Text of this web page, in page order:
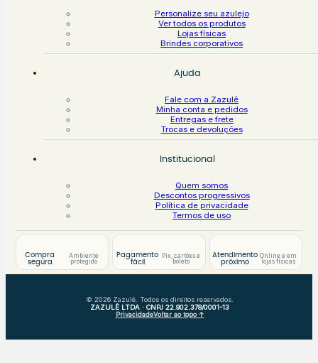
Personalize seu azulejo
Ver todos os produtos
Lojas físicas
Brindes corporativos
Ajuda
Fale com a Zazulê
Minha conta e pedidos
Entregas e frete
Trocas e devoluções
Institucional
Quem somos
Descontos progressivos
Política de privacidade
Termos de uso
Compra
segura
Ambiente
protegido
Pagamento
fácil
Pix, cartões e
boleto
Atendimento
próximo
Online e em
lojas físicas
© 2026 Zazulê. Todos os direitos reservados.
ZAZULÊ LTDA · CNPJ 22.902.378/0001-13
PrivacidadeVoltar ao topo ↑